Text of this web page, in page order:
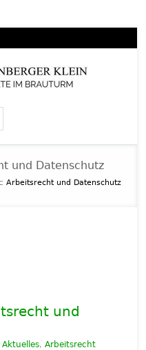
und Datenschutz
Arbeitsrecht und Datenschutz
und
Aktuelles,Arbeitsrecht